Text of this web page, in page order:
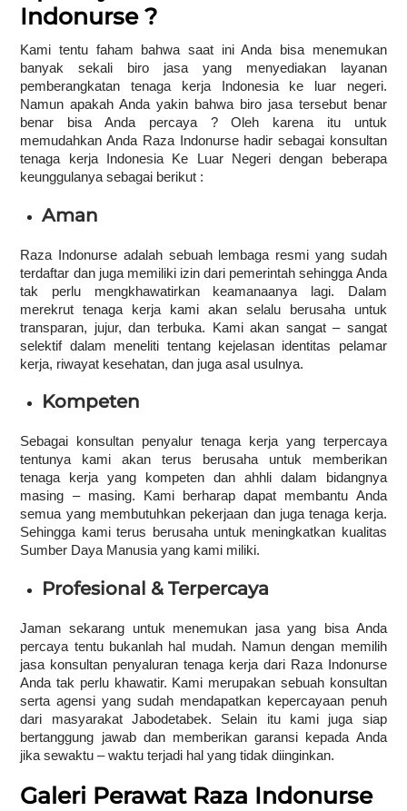
Indonurse ?
Kami tentu faham bahwa saat ini Anda bisa menemukan
banyak sekali biro jasa yang menyediakan layanan
pemberangkatan tenaga kerja Indonesia ke luar negeri.
Namun apakah Anda yakin bahwa biro jasa tersebut benar
benar bisa Anda percaya ? Oleh karena itu untuk
memudahkan Anda Raza Indonurse hadir sebagai konsultan
tenaga kerja Indonesia Ke Luar Negeri dengan beberapa
keunggulanya sebagai berikut :
Aman
Raza Indonurse adalah sebuah lembaga resmi yang sudah
terdaftar dan juga memiliki izin dari pemerintah sehingga Anda
tak perlu mengkhawatirkan keamanaanya lagi. Dalam
merekrut tenaga kerja kami akan selalu berusaha untuk
transparan, jujur, dan terbuka. Kami akan sangat – sangat
selektif dalam meneliti tentang kejelasan identitas pelamar
kerja, riwayat kesehatan, dan juga asal usulnya.
Kompeten
Sebagai konsultan penyalur tenaga kerja yang terpercaya
tentunya kami akan terus berusaha untuk memberikan
tenaga kerja yang kompeten dan ahhli dalam bidangnya
masing – masing. Kami berharap dapat membantu Anda
semua yang membutuhkan pekerjaan dan juga tenaga kerja.
Sehingga kami terus berusaha untuk meningkatkan kualitas
Sumber Daya Manusia yang kami miliki.
Profesional & Terpercaya
Jaman sekarang untuk menemukan jasa yang bisa Anda
percaya tentu bukanlah hal mudah. Namun dengan memilih
jasa konsultan penyaluran tenaga kerja dari Raza Indonurse
Anda tak perlu khawatir. Kami merupakan sebuah konsultan
serta agensi yang sudah mendapatkan kepercayaan penuh
dari masyarakat Jabodetabek. Selain itu kami juga siap
bertanggung jawab dan memberikan garansi kepada Anda
jika sewaktu – waktu terjadi hal yang tidak diinginkan.
Galeri Perawat Raza Indonurse